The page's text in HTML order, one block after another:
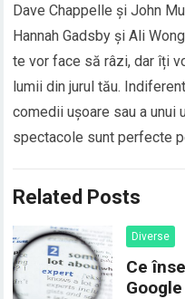
Dave Chappelle și John
Hannah Gadsby și Ali
te vor face să râzi, dar îți
lumii din jurul tău.
comedii ușoare sau a unui
spectacole sunt perfecte
Related Posts
Diverse
Ce